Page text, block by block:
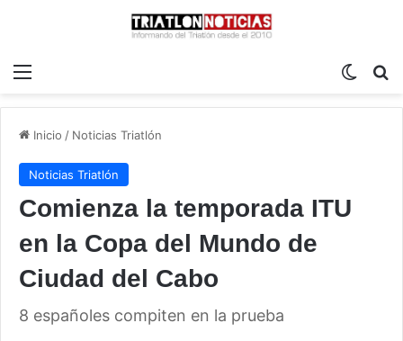
Inicio / Noticias Triatlón
Noticias Triatlón
Comienza la temporada ITU
en la Copa del Mundo de
Ciudad del Cabo
8 españoles compiten en la prueba